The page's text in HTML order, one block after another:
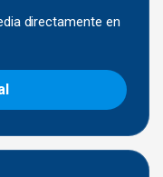
directamente en